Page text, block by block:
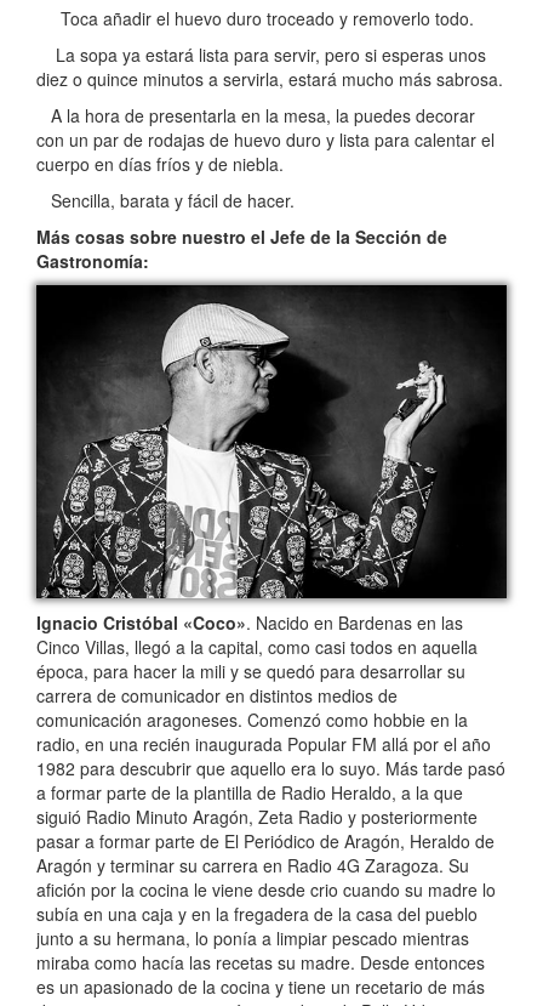
Toca añadir el huevo duro troceado y removerlo todo.
La sopa ya estará lista para servir, pero si esperas unos
diez o quince minutos a servirla, estará mucho más sabrosa.
A la hora de presentarla en la mesa, la puedes decorar
con un par de rodajas de huevo duro y lista para calentar el
cuerpo en días fríos y de niebla.
Sencilla, barata y fácil de hacer.
Más cosas sobre nuestro el Jefe de la Sección de
Gastronomía:
Ignacio Cristóbal «Coco». Nacido en Bardenas en las
Cinco Villas, llegó a la capital, como casi todos en aquella
época, para hacer la mili y se quedó para desarrollar su
carrera de comunicador en distintos medios de
comunicación aragoneses. Comenzó como hobbie en la
radio, en una recién inaugurada Popular FM allá por el año
1982 para descubrir que aquello era lo suyo. Más tarde pasó
a formar parte de la plantilla de Radio Heraldo, a la que
siguió Radio Minuto Aragón, Zeta Radio y posteriormente
pasar a formar parte de El Periódico de Aragón, Heraldo de
Aragón y terminar su carrera en Radio 4G Zaragoza. Su
afición por la cocina le viene desde crio cuando su madre lo
subía en una caja y en la fregadera de la casa del pueblo
junto a su hermana, lo ponía a limpiar pescado mientras
miraba como hacía las recetas su madre. Desde entonces
es un apasionado de la cocina y tiene un recetario de más